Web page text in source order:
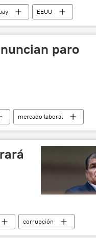
EEUU
paro
mercado laboral
corrupción